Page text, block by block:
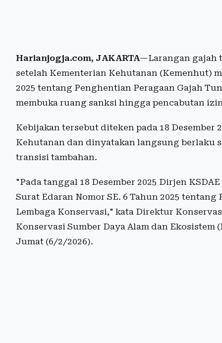
Harianjogja.com, JAKARTA—Larangan gajah
setelah Kementerian Kehutanan (Kemenhut)
2025 tentang Penghentian Peragaan Gajah
membuka ruang sanksi hingga pencabutan
Kebijakan tersebut diteken pada 18 Desember
Kehutanan dan dinyatakan langsung berlaku
transisi tambahan.
"Pada tanggal 18 Desember 2025 Dirjen
Surat Edaran Nomor SE. 6 Tahun 2025
Lembaga Konservasi," kata Direktur
Konservasi Sumber Daya Alam dan
Jumat (6/2/2026).